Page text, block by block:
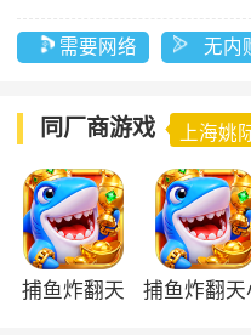
需要网络 无内
同厂商游戏 上海姚
捕鱼炸翻天
捕鱼炸翻天